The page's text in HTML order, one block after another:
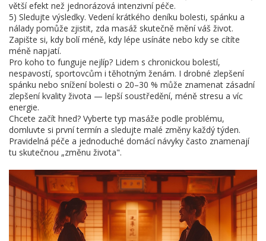
větší efekt než jednorázová intenzivní péče.
5) Sledujte výsledky. Vedení krátkého deníku bolesti, spánku a
nálady pomůže zjistit, zda masáž skutečně mění váš život.
Zapište si, kdy bolí méně, kdy lépe usínáte nebo kdy se cítíte
méně napjatí.
Pro koho to funguje nejlíp? Lidem s chronickou bolestí,
nespavostí, sportovcům i těhotným ženám. I drobné zlepšení
spánku nebo snížení bolesti o 20–30 % může znamenat zásadní
zlepšení kvality života — lepší soustředění, méně stresu a víc
energie.
Chcete začít hned? Vyberte typ masáže podle problému,
domluvte si první termín a sledujte malé změny každý týden.
Pravidelná péče a jednoduché domácí návyky často znamenají
tu skutečnou „změnu života".